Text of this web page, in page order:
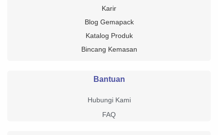
Karir
Blog Gemapack
Katalog Produk
Bincang Kemasan
Bantuan
Hubungi Kami
FAQ